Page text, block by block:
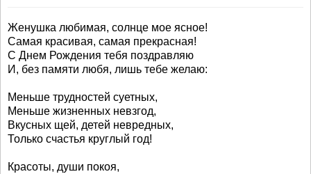
Женушка любимая, солнце мое ясное!
Самая красивая, самая прекрасная!
С Днем Рождения тебя поздравляю
И, без памяти любя, лишь тебе желаю:
Меньше трудностей суетных,
Меньше жизненных невзгод,
Вкусных щей, детей невредных,
Только счастья круглый год!
Красоты, души покоя,